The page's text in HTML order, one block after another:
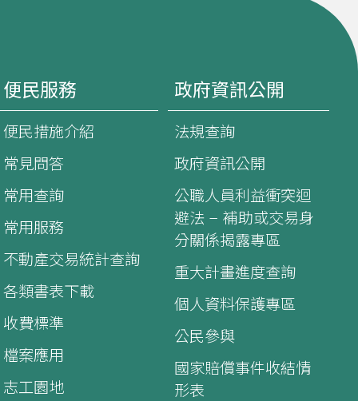
便民服務
便民措施介紹
常見問答
常用查詢
常用服務
不動產交易統計查詢
各類書表下載
收費標準
檔案應用
志工園地
政府資訊公開
法規查詢
政府資訊公開
公職人員利益衝突迴
避法 – 補助或交易身
分關係揭露專區
重大計畫進度查詢
個人資料保護專區
公民參與
國家賠償事件收結情
形表